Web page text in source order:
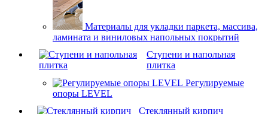
Материалы для укладки паркета, массива,
ламината и виниловых напольных покрытий
Ступени и напольная
плитка
Регулируемые
опоры LEVEL
Cтеклянный кирпич